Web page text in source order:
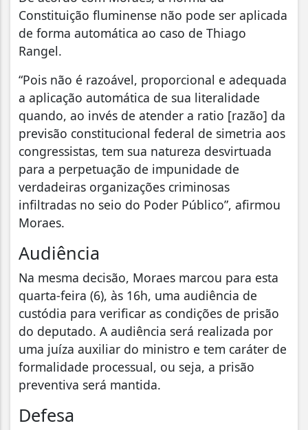
Constituição fluminense não pode ser aplicada
de forma automática ao caso de Thiago
Rangel.
“Pois não é razoável, proporcional e adequada
a aplicação automática de sua literalidade
quando, ao invés de atender a ratio [razão] da
previsão constitucional federal de simetria aos
congressistas, tem sua natureza desvirtuada
para a perpetuação de impunidade de
verdadeiras organizações criminosas
infiltradas no seio do Poder Público”, afirmou
Moraes.
Audiência
Na mesma decisão, Moraes marcou para esta
quarta-feira (6), às 16h, uma audiência de
custódia para verificar as condições de prisão
do deputado. A audiência será realizada por
uma juíza auxiliar do ministro e tem caráter de
formalidade processual, ou seja, a prisão
preventiva será mantida.
Defesa